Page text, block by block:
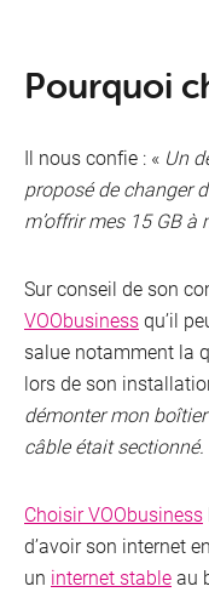
Je
Pourquoi
Il nous confie : « Un
proposé de changer
m’offrir mes 15 GB à
Sur conseil de son
VOObusinessqu’il
salue notamment la
lors de son
démonter mon
câble était sectionné.
Choisir VOObusiness
d’avoir son internet
un internet stableau